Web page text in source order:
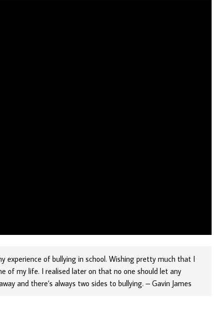
experience of bullying in school. Wishing pretty much that I
of my life. I realised later on that no one should let any
and there’s always two sides to bullying. – Gavin James